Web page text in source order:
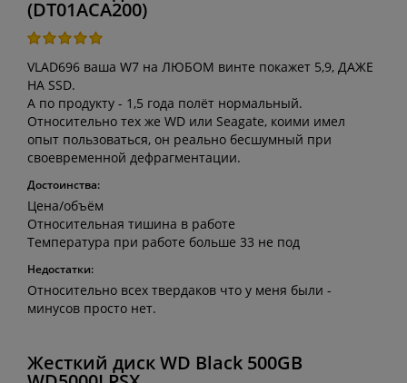
(DT01ACA200)
VLAD696 ваша W7 на ЛЮБОМ винте покажет 5,9, ДАЖЕ
НА SSD.
А по продукту - 1,5 года полёт нормальный.
Относительно тех же WD или Seagate, коими имел
опыт пользоваться, он реально бесшумный при
своевременной дефрагментации.
Достоинства:
Цена/объём
Относительная тишина в работе
Температура при работе больше 33 не под
Недостатки:
Относительно всех твердаков что у меня были -
минусов просто нет.
Жесткий диск WD Black 500GB